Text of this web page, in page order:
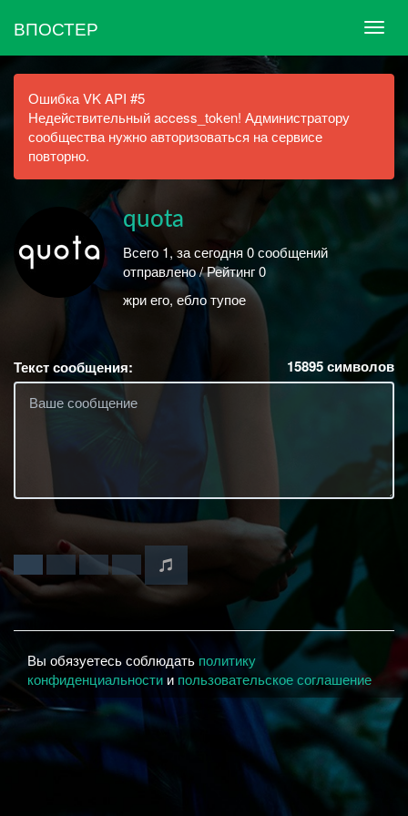
ВПОСТЕР
Ошибка VK API #5
Недействительный access_token! Администратору
сообщества нужно авторизоваться на сервисе
повторно.
quota
Всего 1, за сегодня 0 сообщений
отправлено / Рейтинг 0
жри его, ебло тупое
Текст сообщения: 15895символов
Вы обязуетесь соблюдать политику
конфиденциальности и пользовательское соглашение